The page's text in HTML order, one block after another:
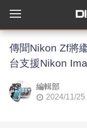
傳聞Nikon Zf將
台支援Nikon
編輯部
2024/11/25